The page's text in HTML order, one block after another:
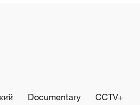
Documentary CCTV+